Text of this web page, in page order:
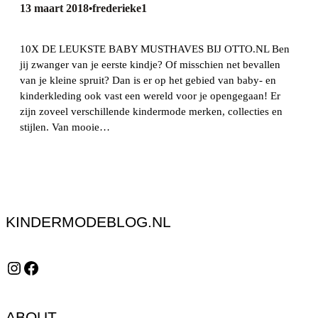
13 maart 2018•frederieke1
10X DE LEUKSTE BABY MUSTHAVES BIJ OTTO.NL Ben
jij zwanger van je eerste kindje? Of misschien net bevallen
van je kleine spruit? Dan is er op het gebied van baby- en
kinderkleding ook vast een wereld voor je opengegaan! Er
zijn zoveel verschillende kindermode merken, collecties en
stijlen. Van mooie…
KINDERMODEBLOG.NL
Instagram Facebook